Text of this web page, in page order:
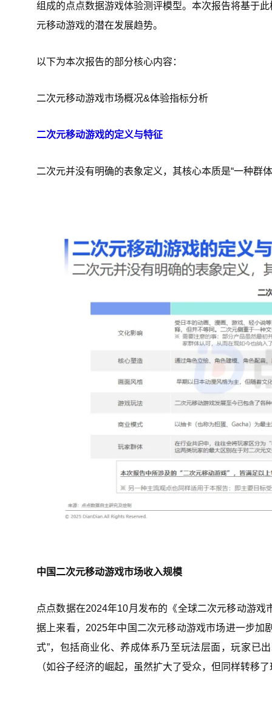
组成的点点数据游戏体验测评模型。本次报告将基于
元移动游戏的潜在发展趋势。
以下为本次报告的部分核心内容：
二次元移动游戏市场概况&体验指标分析
二次元移动游戏的定义与特征
二次元并没有明确的表象定义，其核心本质是“一种群
中国二次元移动游戏市场收入规模
点点数据在2024年10月发布的《全球二次元移动游
据上来看，2025年中国二次元移动游戏市场进一步加
式”，包括商业化、养成体系乃至玩法层面，玩家已
（如谷子经济的崛起，虽然扩大了受众，但同样转移